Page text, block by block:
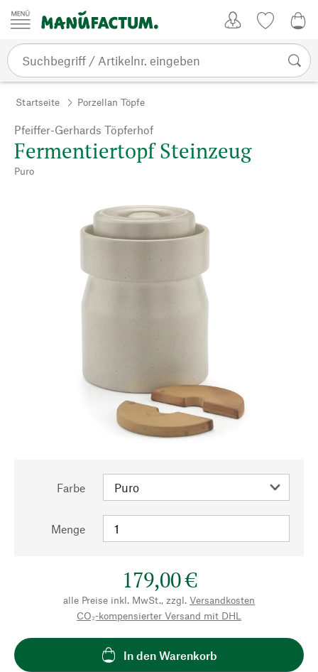
Zum Inhalt springen
Startseite Porzellan Töpfe
Pfeiffer-Gerhards Töpferhof
Fermentiertopf Steinzeug
Puro
Farbe
Menge
179,00 €
alle Preise inkl. MwSt., zzgl. Versandkosten
CO₂-kompensierter Versand mit DHL
In den Warenkorb